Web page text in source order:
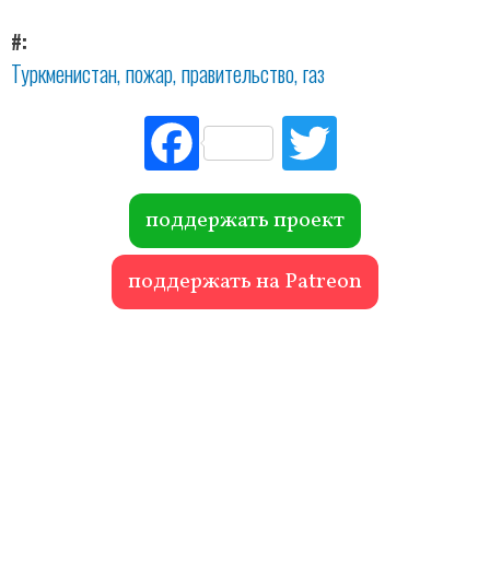
#
Туркменистан пожар правительство газ
Fac
ebo
ok r
поддержать проект
поддержать на Patreon